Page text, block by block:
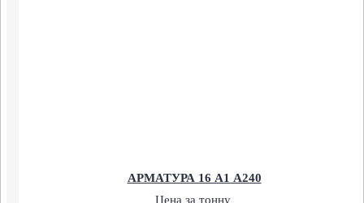
АРМАТУРА 16 А1 А240
Цена за тонну